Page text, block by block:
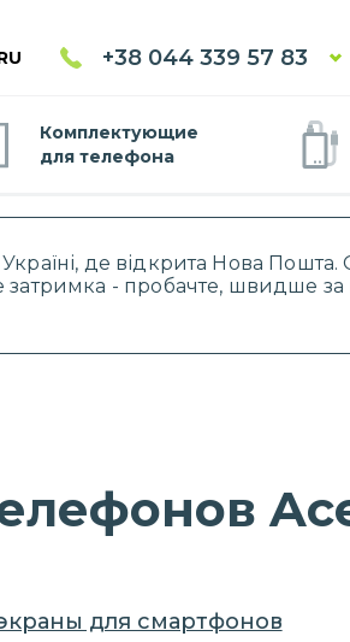
де відкрита Нова
- пробачте, швидше за
+38 044 339 57 83
Комплектующие
для телефона
для смартфонов